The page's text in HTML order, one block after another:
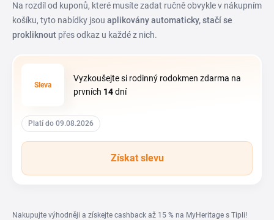
Na rozdíl od kuponů, které musíte zadat ručně obvykle v nákupním
košíku, tyto nabídky jsou aplikovány automaticky, stačí se
prokliknout přes odkaz u každé z nich.
Sleva
Vyzkoušejte si rodinný rodokmen zdarma na
prvních 14dní
Platí do 09.08.2026
Získat slevu
Nakupujte výhodněji a získejte cashback až 15 % na MyHeritage s Tipli!